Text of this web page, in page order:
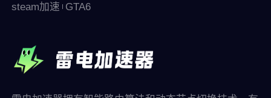
steam加速 GTA6